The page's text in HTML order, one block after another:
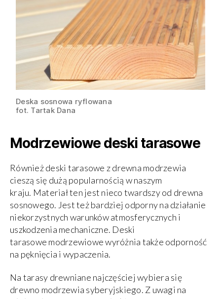
Deska sosnowa ryflowana
fot. Tartak Dana
Modrzewiowe deski tarasowe
Również deski tarasowe z drewna modrzewia
cieszą się dużą popularnością w naszym
kraju. Materiał ten jest nieco twardszy od drewna
sosnowego. Jest też bardziej odporny na działanie
niekorzystnych warunków atmosferycznych i
uszkodzenia mechaniczne. Deski
tarasowe modrzewiowe wyróżnia także odporność
na pęknięcia i wypaczenia.
Na tarasy drewniane najczęściej wybiera się
drewno modrzewia syberyjskiego. Z uwagi na